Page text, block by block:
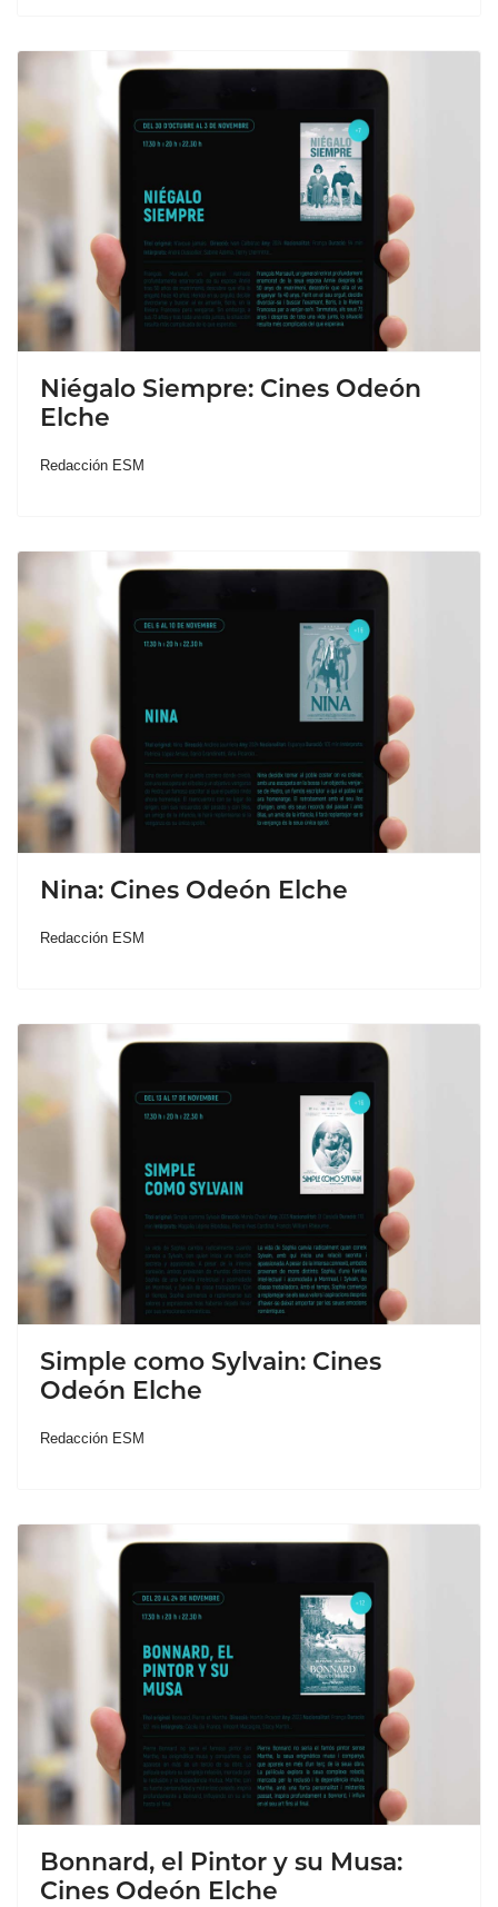
Niégalo Siempre: Cines Odeón
Elche
Redacción ESM
Nina: Cines Odeón Elche
Redacción ESM
Simple como Sylvain: Cines
Odeón Elche
Redacción ESM
Bonnard, el Pintor y su Musa:
Cines Odeón Elche